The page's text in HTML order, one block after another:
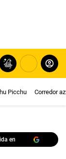
Picchu Corredor
en